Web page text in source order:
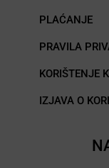
PLAĆANJE
PRAVILA
KORIŠTENJE
IZJAVA O